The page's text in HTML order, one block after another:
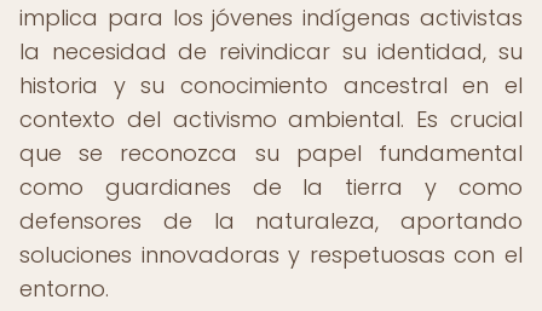
implica para los jóvenes indígenas activistas
la necesidad de reivindicar su identidad, su
historia y su conocimiento ancestral en el
contexto del activismo ambiental. Es crucial
que se reconozca su papel fundamental
como guardianes de la tierra y como
defensores de la naturaleza, aportando
soluciones innovadoras y respetuosas con el
entorno.